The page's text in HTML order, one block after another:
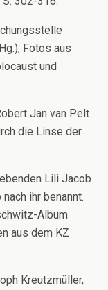
Fotos aus
und
Jan van Pelt
die Linse der
Lili Jacob
ihr benannt.
Album
aus dem KZ
Kreutzmüller,